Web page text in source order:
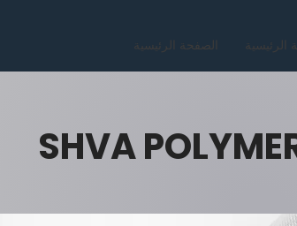
الصفحة الرئيسية الرئيسية
SHVA